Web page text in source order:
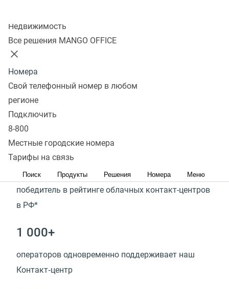
Недвижимость
Все решения MANGO OFFICE
Номера
Свой телефонный номер в любом
регионе
Подключить
8-800
Местные городские номера
Тарифы на связь
Поиск Продукты Решения Номера Меню
Подключить Запросить демо
Омниканальный Контакт‑центр MANGO OFFICE
комплексное решение для работы клиентской
поддержки, продаж и колл‑центров (звонки, чаты,
аналитика, внутреннее общение, автоматизация,
контроль очереди и др.)
ТОП-1
победитель в рейтинге облачных контакт-центров
в РФ*
1 000+
операторов одновременно поддерживает наш
Контакт‑центр